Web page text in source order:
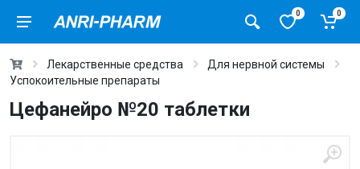
0 0
Лекарственные средства
Для нервной системы
Успокоительные препараты
Цефанейро №20 таблетки